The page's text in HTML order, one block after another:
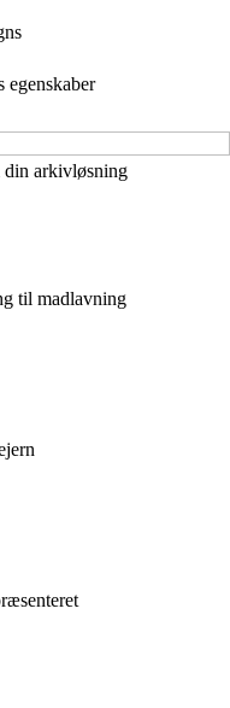
egenskaber
din arkivløsning
til madlavning